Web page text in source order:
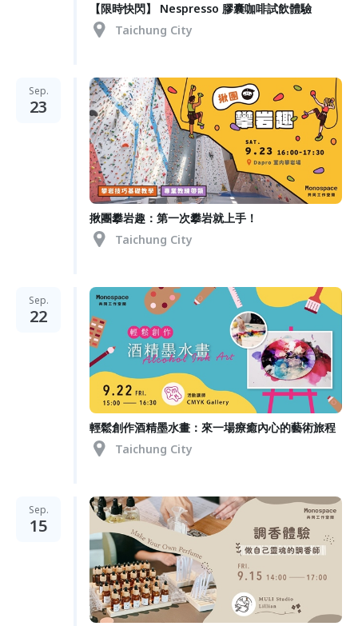
【限時快閃】 Nespresso 膠囊咖啡試飲體驗
Taichung City
Sep.
23
揪團攀岩趣：第一次攀岩就上手！
Taichung City
Sep.
22
輕鬆創作酒精墨水畫：來一場療癒內心的藝術旅程
Taichung City
Sep.
15